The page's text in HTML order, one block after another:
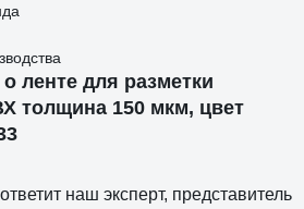
ленте для разметки
толщина 150 мкм, цвет
наш эксперт, представитель